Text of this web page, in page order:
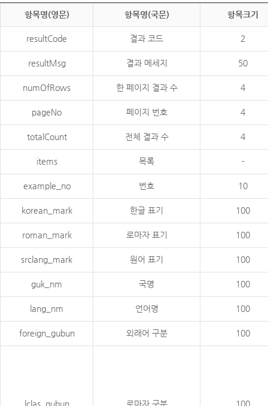
항목명(영문) 항목명(국문) 항목크기
resultCode 결과 코드 2
resultMsg 결과 메세지 50
numOfRows 한 페이지 결과 수 4
pageNo 페이지 번호 4
totalCount 전체 결과 수 4
items 목록 -
example_no 번호 10
korean_mark 한글 표기 100
roman_mark 로마자 표기 100
srclang_mark 원어 표기 100
guk_nm 국명 100
lang_nm 언어명 100
foreign_gubun 외래어 구분 100
lclas_gubun 로마자 구분 100